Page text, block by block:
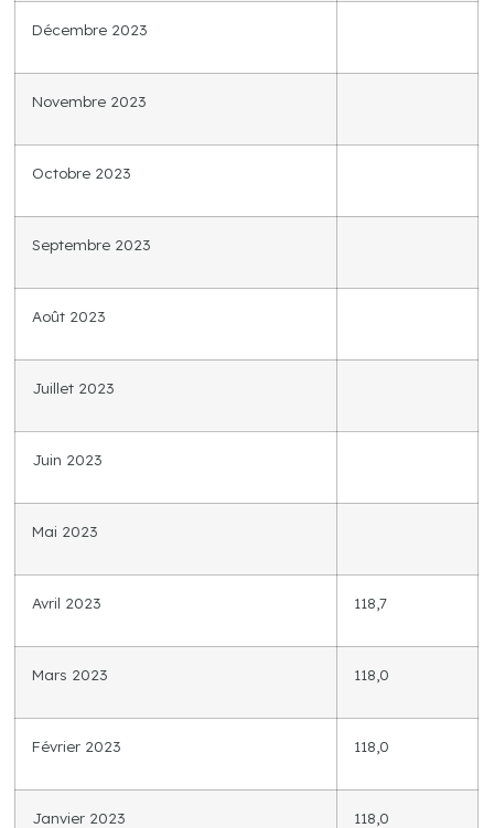
Décembre 2023
Novembre 2023
Octobre 2023
Septembre 2023
Août 2023
Juillet 2023
Juin 2023
Mai 2023
Avril 2023 118,7
Mars 2023 118,0
Février 2023 118,0
Janvier 2023 118,0